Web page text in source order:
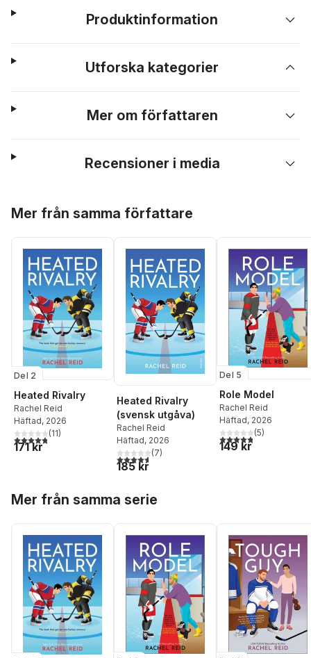
Produktinformation
Utforska kategorier
Mer om författaren
Recensioner i media
Mer från samma författare
Del 2
Heated Rivalry
Rachel Reid
Häftad, 2026
4,8utav 5 stjärnor. Totalt antal röster:
(11)
171 kr
Heated Rivalry
(svensk utgåva)
Rachel Reid
Häftad, 2026
4,6utav 5 stjärnor. Totalt antal röster:
(7)
185 kr
Del 5
Role Model
Rachel Reid
Häftad, 2026
4,8utav 5 stjärnor.
(5)
149 kr
Mer från samma serie